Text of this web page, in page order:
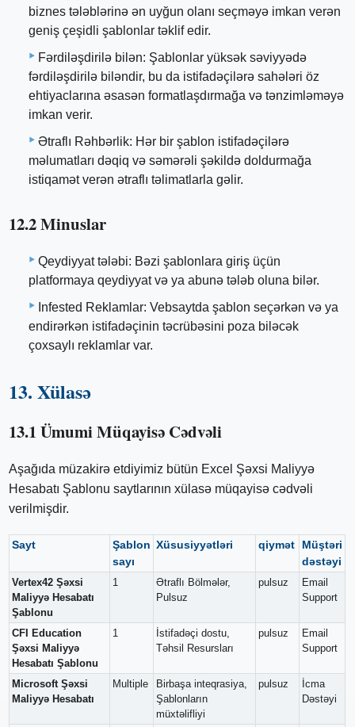
biznes tələblərinə ən uyğun olanı seçməyə imkan verən
geniş çeşidli şablonlar təklif edir.
Fərdiləşdirilə bilən: Şablonlar yüksək səviyyədə
fərdiləşdirilə biləndir, bu da istifadəçilərə sahələri öz
ehtiyaclarına əsasən formatlaşdırmağa və tənzimləməyə
imkan verir.
Ətraflı Rəhbərlik: Hər bir şablon istifadəçilərə
məlumatları dəqiq və səmərəli şəkildə doldurmağa
istiqamət verən ətraflı təlimatlarla gəlir.
12.2 Minuslar
Qeydiyyat tələbi: Bəzi şablonlara giriş üçün
platformaya qeydiyyat və ya abunə tələb oluna bilər.
Infested Reklamlar: Vebsaytda şablon seçərkən və ya
endirərkən istifadəçinin təcrübəsini poza biləcək
çoxsaylı reklamlar var.
13. Xülasə
13.1 Ümumi Müqayisə Cədvəli
Aşağıda müzakirə etdiyimiz bütün Excel Şəxsi Maliyyə
Hesabatı Şablonu saytlarının xülasə müqayisə cədvəli
verilmişdir.
Sayt
Şablon
sayı
Xüsusiyyətləri qiymət
Müştəri
dəstəyi
Vertex42 Şəxsi
Maliyyə Hesabatı
Şablonu
1
Ətraflı Bölmələr,
Pulsuz
pulsuz
Email
Support
CFI Education
Şəxsi Maliyyə
Hesabatı Şablonu
1
İstifadəçi dostu,
Təhsil Resursları
pulsuz
Email
Support
Microsoft Şəxsi
Maliyyə Hesabatı
Multiple
Birbaşa inteqrasiya,
Şablonların
müxtəlifliyi
pulsuz
İcma
Dəstəyi